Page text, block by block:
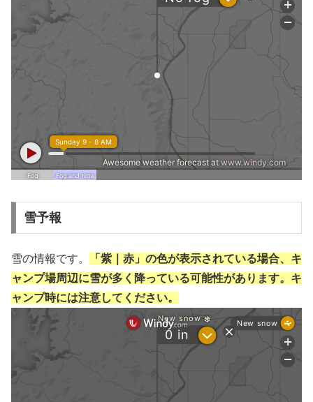
雪予報
雪の情報です。
「紫｜赤」の色が表示されている場合、キ
ャンプ場周辺に雪が多く降っている可能性があります。キ
ャンプ時には注意してください。